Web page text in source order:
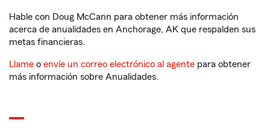
Hable con Doug McCann para obtener más información
acerca de anualidades en Anchorage, AK que respalden sus
metas financieras.
Llame o envíe un correo electrónico al agente para obtener
más información sobre Anualidades.